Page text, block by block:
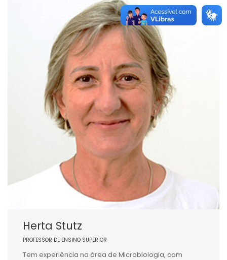
Herta Stutz
PROFESSOR DE ENSINO SUPERIOR
Tem experiência na área de Microbiologia, com